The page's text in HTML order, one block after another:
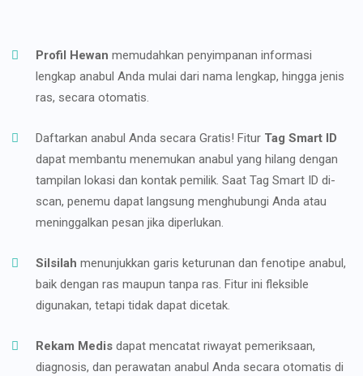
Profil Hewan memudahkan penyimpanan informasi
lengkap anabul Anda mulai dari nama lengkap, hingga jenis
ras, secara otomatis.
Daftarkan anabul Anda secara Gratis! Fitur Tag Smart ID
dapat membantu menemukan anabul yang hilang dengan
tampilan lokasi dan kontak pemilik. Saat Tag Smart ID di-
scan, penemu dapat langsung menghubungi Anda atau
meninggalkan pesan jika diperlukan.
Silsilah menunjukkan garis keturunan dan fenotipe anabul,
baik dengan ras maupun tanpa ras. Fitur ini fleksible
digunakan, tetapi tidak dapat dicetak.
Rekam Medis dapat mencatat riwayat pemeriksaan,
diagnosis, dan perawatan anabul Anda secara otomatis di